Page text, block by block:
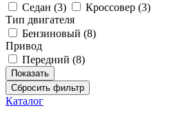
Седан (3) Кроссовер (3)
Тип двигателя
Бензиновый (8)
Привод
Передний (8)
Сбросить фильтр
Каталог